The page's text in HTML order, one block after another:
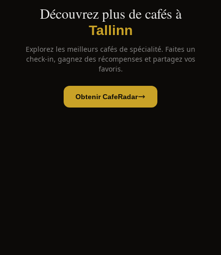
Découvrez plus de cafés à
Tallinn
Explorez les meilleurs cafés de spécialité. Faites un
check-in, gagnez des récompenses et partagez vos
favoris.
Obtenir CafeRadar